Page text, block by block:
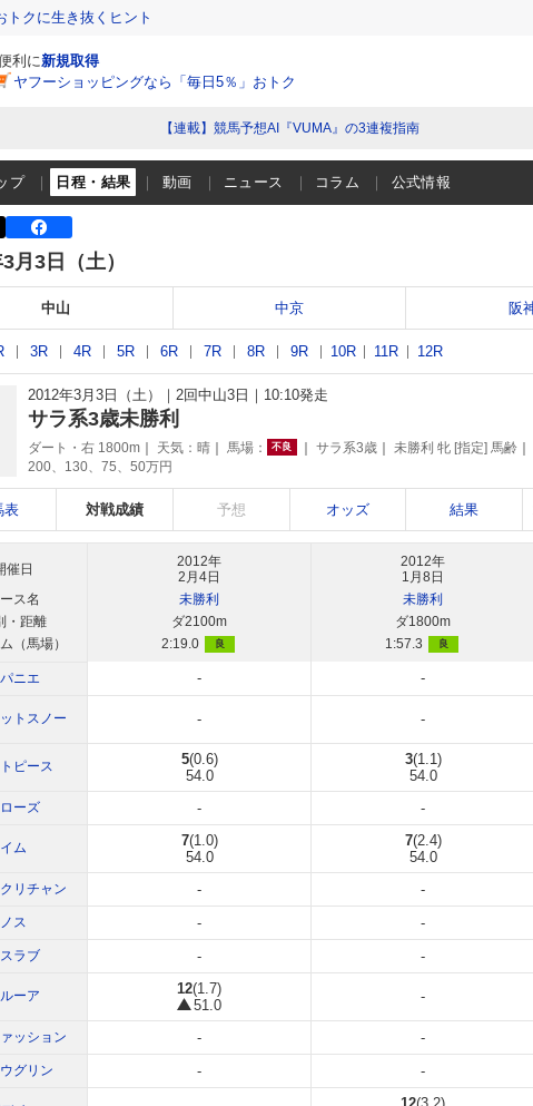
クに生き抜くヒント
利に新規取得
ヤフーショッピングなら「毎日5％」おトク
【連載】競馬予想AI『VUMA』の3連複指南
プ 日程・結果 動画 ニュース コラム 公式情報
月3日（土）
中山 中京 阪
3R 4R 5R 6R 7R 8R 9R 10R 11R 12R
2012年3月3日（土） 2回中山3日 10:10発走
サラ系3歳未勝利
ダート・右 1800m 天気： 晴 馬場： 不良 サラ系3歳 未勝利 牝 [指定] 馬齢
200、130、75、50万円
表 対戦成績 予想 オッズ 結果
催日
ス名
・距離
（馬場）
2012年
2月4日
未勝利
ダ2100m
2:19.0
良
2012年
1月8日
未勝利
ダ1800m
1:57.3
良
ニエ - -
トスノー - -
ピース 5(0.6)
54.0
3(1.1)
54.0
ーズ - -
ム 7(1.0)
54.0
7(2.4)
54.0
リチャン - -
ス - -
ラブ - -
ーア 12(1.7)
51.0
-
ッション - -
グリン - -